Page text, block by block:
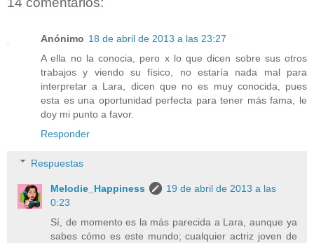
Anónimo 18 de abril de 2013 a las 23:27
A ella no la conocia, pero x lo que dicen sobre sus otros
trabajos y viendo su físico, no estaría nada mal para
interpretar a Lara, dicen que no es muy conocida, pues
esta es una oportunidad perfecta para tener más fama, le
doy mi punto a favor.
Responder
Respuestas
Melodie_Happiness
19 de abril de 2013 a las
0:23
Sí, de momento es la más parecida a Lara, aunque ya
sabes cómo es este mundo; cualquier actriz joven de